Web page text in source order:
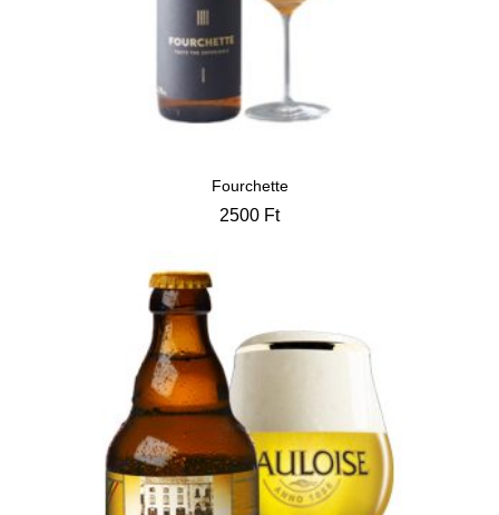
Fourchette
2500 Ft